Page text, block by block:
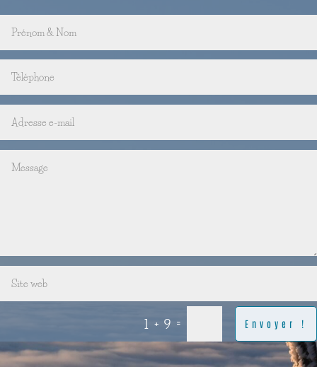
1 + 9 = Envoyer !